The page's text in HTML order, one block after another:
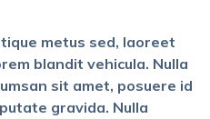
metus sed, laoreet
blandit vehicula. Nulla
sit amet, posuere id
gravida. Nulla